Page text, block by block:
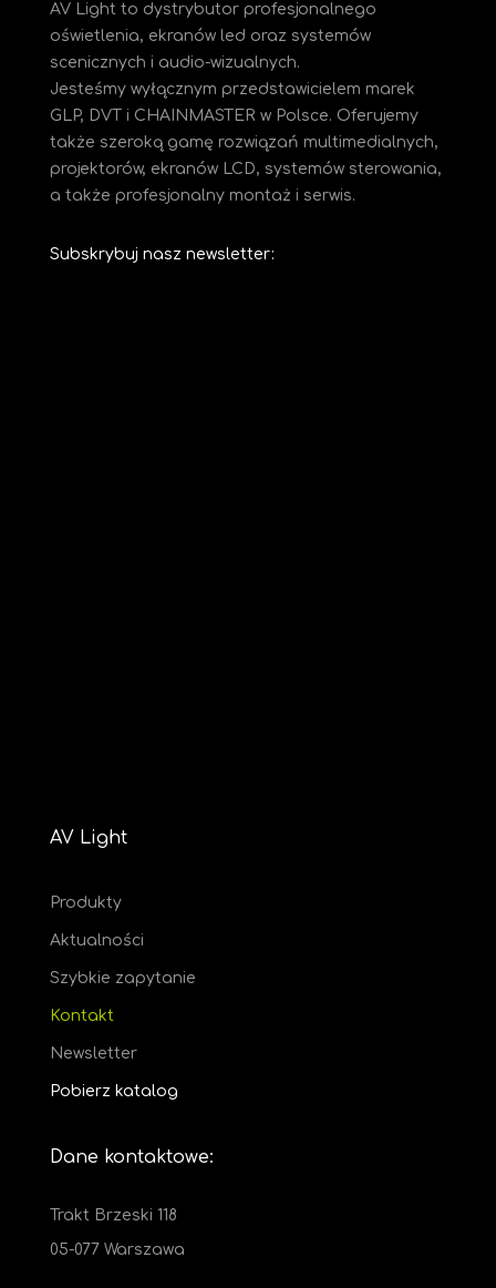
AV Light to dystrybutor profesjonalnego
oświetlenia, ekranów led oraz systemów
scenicznych i audio-wizualnych.
Jesteśmywyłącznym przedstawicielem marek
GLP, DVT i CHAINMASTER w Polsce. Oferujemy
także szeroką gamę rozwiązań multimedialnych,
projektorów, ekranów LCD, systemów sterowania,
a także profesjonalny montaż i serwis.
Subskrybuj nasz newsletter:
AV Light
Produkty
Aktualności
Szybkie zapytanie
Kontakt
Newsletter
Pobierz katalog
Dane kontaktowe:
Trakt Brzeski 118
05-077 Warszawa